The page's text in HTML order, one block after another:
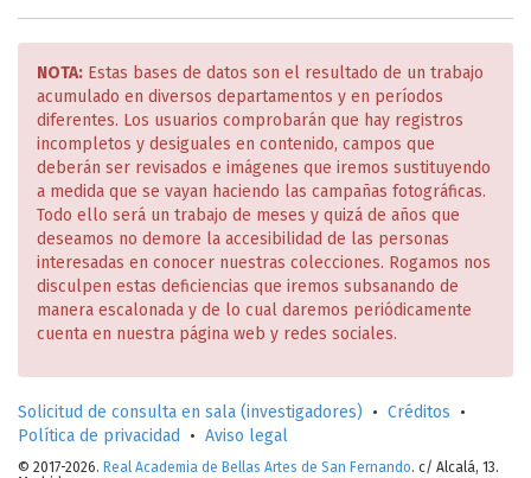
NOTA: Estas bases de datos son el resultado de un trabajo
acumulado en diversos departamentos y en períodos
diferentes. Los usuarios comprobarán que hay registros
incompletos y desiguales en contenido, campos que
deberán ser revisados e imágenes que iremos sustituyendo
a medida que se vayan haciendo las campañas fotográficas.
Todo ello será un trabajo de meses y quizá de años que
deseamos no demore la accesibilidad de las personas
interesadas en conocer nuestras colecciones. Rogamos nos
disculpen estas deficiencias que iremos subsanando de
manera escalonada y de lo cual daremos periódicamente
cuenta en nuestra página web y redes sociales.
Solicitud de consulta en sala (investigadores) • Créditos •
Política de privacidad
• Aviso legal
© 2017-2026. Real Academia de Bellas Artes de San Fernando. c/ Alcalá, 13.